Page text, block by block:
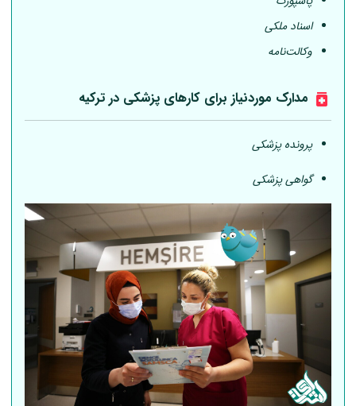
اسناد ملکی
وکالت‌نامه
مدارک موردنیاز برای کارهای پزشکی در ترکیه
پرونده پزشکی
گواهی پزشکی